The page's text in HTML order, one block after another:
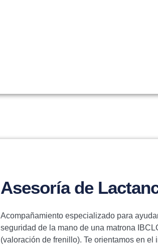
Asesoría de
Acompañamiento especializado para
seguridad de la mano de una matrona
(valoración de frenillo). Te orientamos en